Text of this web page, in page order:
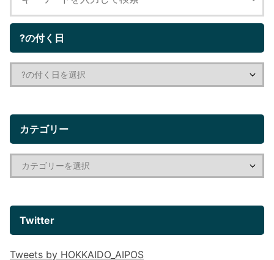
?の付く日
カテゴリー
Twitter
Tweets by HOKKAIDO_AIPOS